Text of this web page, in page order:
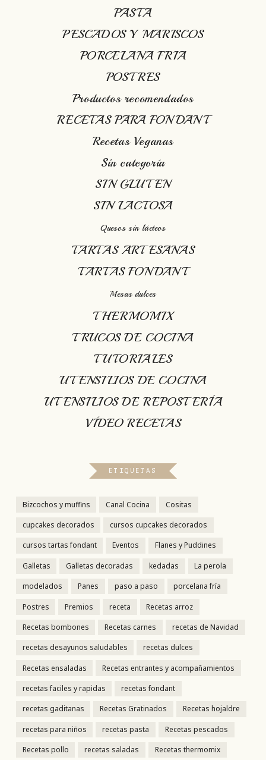
PASTA
PESCADOS Y MARISCOS
PORCELANA FRIA
POSTRES
Productos recomendados
RECETAS PARA FONDANT
Recetas Veganas
Sin categoría
SIN GLUTEN
SIN LACTOSA
Quesos sin lácteos
TARTAS ARTESANAS
TARTAS FONDANT
Mesas dulces
THERMOMIX
TRUCOS DE COCINA
TUTORIALES
UTENSILIOS DE COCINA
UTENSILIOS DE REPOSTERÍA
VÍDEO RECETAS
ETIQUETAS
Bizcochos y muffins Canal Cocina Cositas
cupcakes decorados cursos cupcakes decorados
cursos tartas fondant Eventos Flanes y Puddines
Galletas Galletas decoradas kedadas La perola
modelados Panes paso a paso porcelana fría
Postres Premios receta Recetas arroz
Recetas bombones Recetas carnes recetas de Navidad
recetas desayunos saludables recetas dulces
Recetas ensaladas Recetas entrantes y acompañamientos
recetas faciles y rapidas recetas fondant
recetas gaditanas Recetas Gratinados Recetas hojaldre
recetas para niños recetas pasta Recetas pescados
Recetas pollo recetas saladas Recetas thermomix